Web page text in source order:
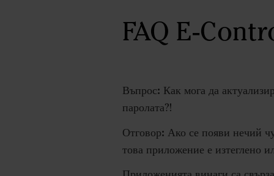
FAQ E-
Въпрос: Как мога да
паролата?!
Отговор: Ако се появи нечий
това приложение е изтеглено